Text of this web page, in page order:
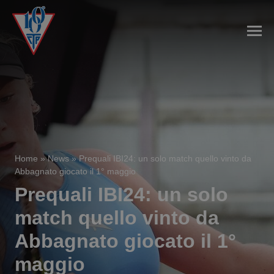
Home »News»Prequali IBI24: un solo match quello vinto da
Abbagnato giocato il 1° maggio
Prequali IBI24: un solo
match quello vinto da
Abbagnato giocato il 1°
maggio